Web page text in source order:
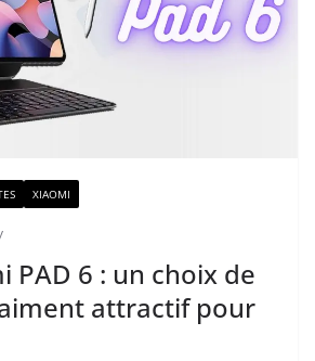
XIAOMI
PAD 6 : un choix de
attractif pour